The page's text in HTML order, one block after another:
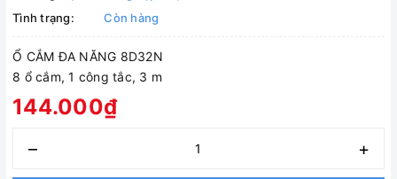
Tình trạng:
Còn hàng
Ổ CẮM ĐA NĂNG 8D32N
8 ổ cắm, 1 công tắc, 3 m
144.000₫
– +